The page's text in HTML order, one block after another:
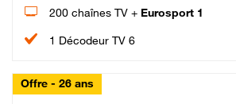
200 chaînes TV + Eurosport 1
1 Décodeur TV 6
Offre - 26 ans